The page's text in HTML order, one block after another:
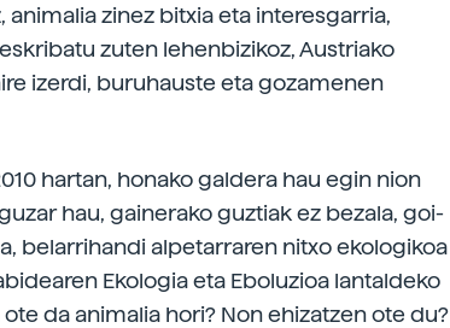
animalia zinez bitxia eta interesgarria,
zuten lehenbizikoz, Austriako
izerdi, buruhauste eta gozamenen
hartan, honako galdera hau egin nion
hau, gainerako guztiak ez bezala, goi-
belarrihandi alpetarraren nitxo ekologikoa
Ekologia eta Eboluzioa lantaldeko
da animalia hori? Non ehizatzen ote du?